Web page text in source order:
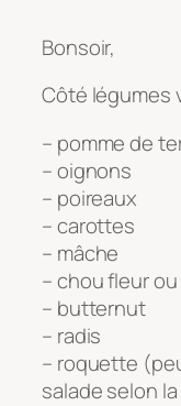
Bonsoir,
Côté légumes
– pomme de
– oignons
– poireaux
– carottes
– mâche
– chou fleur
– butternut
– radis
– roquette
salade selon